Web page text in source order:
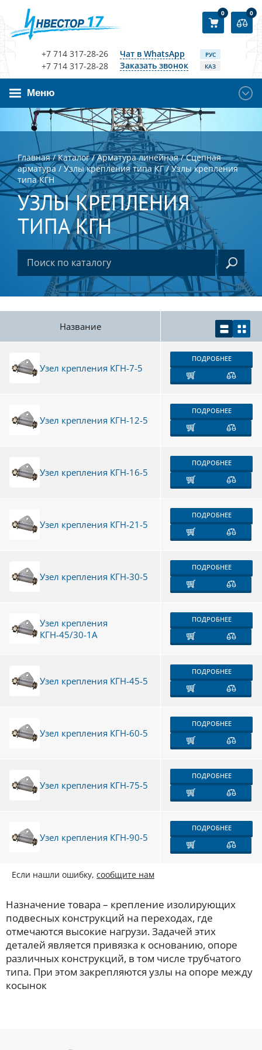
+7 714 317-28-26
+7 714 317-28-28
Чат в WhatsApp
Заказать звонок
РУС
КАЗ
0 0
Меню
Главная/Каталог/Арматура линейная/Сцепная
арматура/ Узлы крепления типа КГ/Узлы крепления
типа КГН
УЗЛЫ КРЕПЛЕНИЯ
ТИПА КГН
Название
Узел крепления КГН-7-5
ПОДРОБНЕЕ
Узел крепления КГН-12-5
ПОДРОБНЕЕ
Узел крепления КГН-16-5
ПОДРОБНЕЕ
Узел крепления КГН-21-5
ПОДРОБНЕЕ
Узел крепления КГН-30-5
ПОДРОБНЕЕ
Узел крепления
КГН-45/30-1А
ПОДРОБНЕЕ
Узел крепления КГН-45-5
ПОДРОБНЕЕ
Узел крепления КГН-60-5
ПОДРОБНЕЕ
Узел крепления КГН-75-5
ПОДРОБНЕЕ
Узел крепления КГН-90-5
ПОДРОБНЕЕ
Если нашли ошибку, сообщите нам
Назначение товара – крепление изолирующих
подвесных конструкций на переходах, где
отмечаются высокие нагрузи. Задачей этих
деталей является привязка к основанию, опоре
различных конструкций, в том числе трубчатого
типа. При этом закрепляются узлы на опоре между
косынок